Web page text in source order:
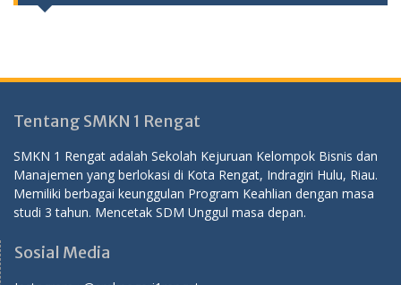
Tentang SMKN 1 Rengat
SMKN 1 Rengat adalah Sekolah Kejuruan Kelompok Bisnis dan
Manajemen yang berlokasi di Kota Rengat, Indragiri Hulu, Riau.
Memiliki berbagai keunggulan Program Keahlian dengan masa
studi 3 tahun. Mencetak SDM Unggul masa depan.
Sosial Media